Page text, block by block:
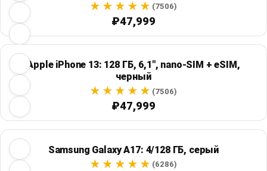
(7506)
₽47,999
Apple iPhone 13: 128 ГБ, 6,1", nano-SIM + eSIM,
черный
(7506)
₽47,999
Samsung Galaxy A17: 4/128 ГБ, серый
(6286)